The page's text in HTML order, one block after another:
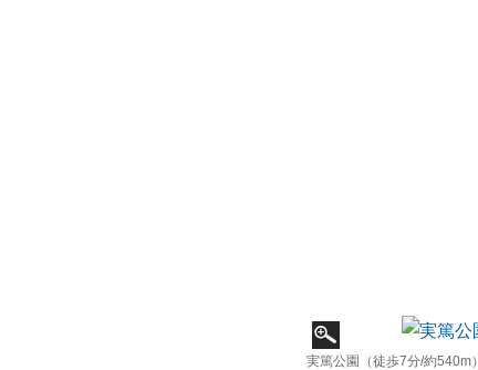
実篤公園（徒歩7分/約540m）